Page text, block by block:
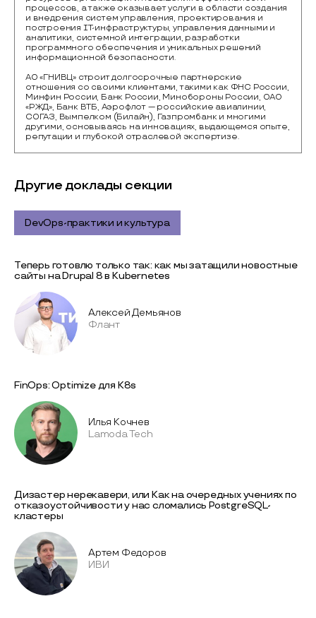
процессов, а также оказывает услуги в области создания
и внедрения систем управления, проектирования и
построения IT-инфраструктуры, управления данными и
аналитики, системной интеграции, разработки
программного обеспечения и уникальных решений
информационной безопасности.
АО «ГНИВЦ» строит долгосрочные партнерские
отношения со своими клиентами, такими как ФНС России,
Минфин России, Банк России, Минобороны России, ОАО
«РЖД», Банк ВТБ, Аэрофлот — российские авиалинии,
СОГАЗ, Вымпелком (Билайн), Газпромбанк и многими
другими, основываясь на инновациях, выдающемся опыте,
репутации и глубокой отраслевой экспертизе.
Другие доклады секции
DevOps-практики и культура
Теперь готовлю только так: как мы затащили новостные
сайты на Drupal 8 в Kubernetes
Алексей Демьянов
Флант
FinOps: Optimize для K8s
Илья Кочнев
Lamoda Tech
Дизастер нерекавери, или Как на очередных учениях по
отказоустойчивости у нас сломались PostgreSQL-
кластеры
Артем Федоров
ИВИ